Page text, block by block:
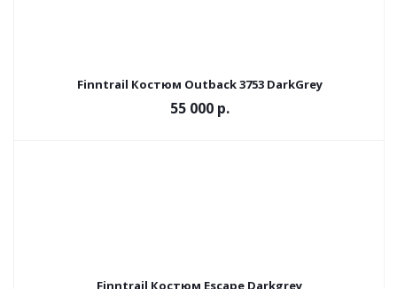
Finntrail Костюм Outback 3753 DarkGrey
55 000 р.
Finntrail Костюм Escape Darkgrey